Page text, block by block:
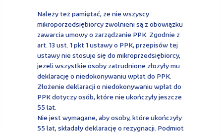
Należy też pamiętać, że nie wszyscy
mikroporzedsiębiorcy zwolnieni są z obowiązku
zawarcia umowy o zarządzanie PPK. Zgodnie z
art. 13 ust. 1 pkt 1 ustawy o PPK, przepisów tej
ustawy nie stosuje się do mikroprzedsiębiorcy,
jeżeli wszystkie osoby zatrudnione złożyły mu
deklarację o niedokonywaniu wpłat do PPK.
Złożenie deklaracji o niedokonywaniu wpłat do
PPK dotyczy osób, które nie ukończyły jeszcze
55 lat.
Nie jest wymagane, aby osoby, które ukończyły
55 lat, składały deklarację o rezygnacji. Podmiot